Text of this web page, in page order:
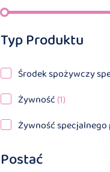
Typ Produktu
Żywność (1)
Postać